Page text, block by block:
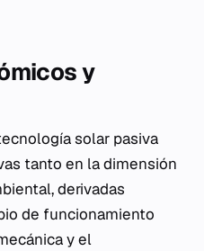
y
solar pasiva
tanto en la dimensión
derivadas
de funcionamiento
y el